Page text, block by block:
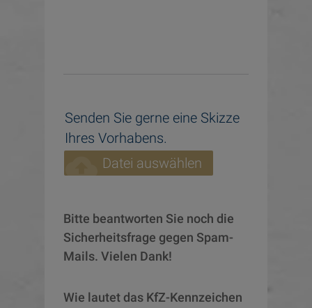
Senden Sie gerne eine Skizze
Ihres Vorhabens.
cloud_upload Datei auswählen
Bitte beantworten Sie noch die
Sicherheitsfrage gegen Spam-
Mails. Vielen Dank!
Wie lautet das KfZ-Kennzeichen